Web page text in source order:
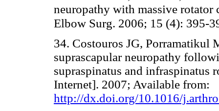
neuropathy with massive rotator
Elbow Surg. 2006; 15 (4): 395-
34. Costouros JG, Porramatikul
suprascapular neuropathy
supraspinatus and infraspinatus
Internet]. 2007; Available from:
http://dx.doi.org/10.1016/